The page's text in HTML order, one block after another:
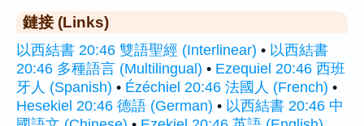
鏈接 (Links)
以西結書 20:46 雙語聖經 (Interlinear) • 以西結書
20:46 多種語言 (Multilingual) • Ezequiel 20:46 西班
牙人 (Spanish) • Ézéchiel 20:46 法國人 (French) •
Hesekiel 20:46 德語 (German) • 以西結書 20:46 中